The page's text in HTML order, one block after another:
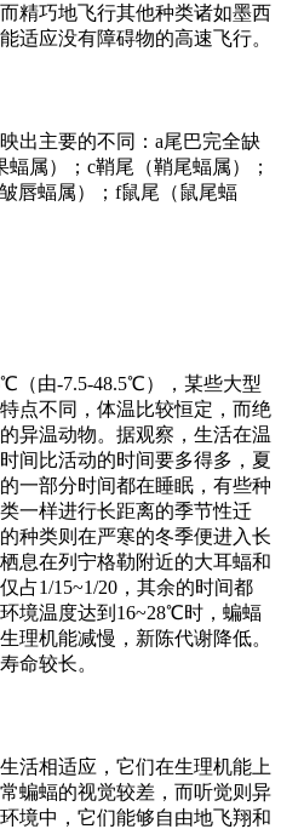
精巧地飞行其他种类诸如墨西
适应没有障碍物的高速飞行。
出主要的不同：a尾巴完全缺
属）；c鞘尾（鞘尾蝠属）；
唇蝠属）；f鼠尾（鼠尾蝠
（由-7.5-48.5℃），某些大型
点不同，体温比较恒定，而绝
异温动物。据观察，生活在温
间比活动的时间要多得多，夏
一部分时间都在睡眠，有些种
一样进行长距离的季节性迁
种类则在严寒的冬季便进入长
息在列宁格勒附近的大耳蝠和
占1/15~1/20，其余的时间都
境温度达到16~28℃时，蝙蝠
理机能减慢，新陈代谢降低。
命较长。
活相适应，它们在生理机能上
蝙蝠的视觉较差，而听觉则异
境中，它们能够自由地飞翔和